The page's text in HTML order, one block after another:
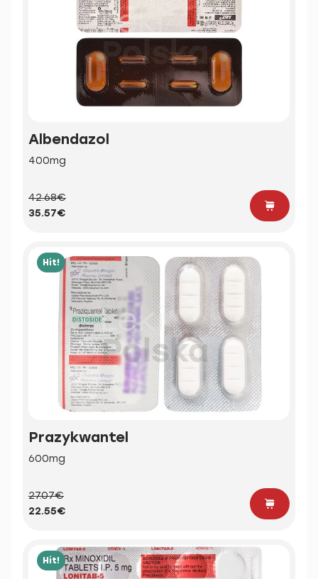
Albendazol
400mg
42.68€
35.57€
Hit!
Prazykwantel
600mg
27.07€
22.55€
Hit!